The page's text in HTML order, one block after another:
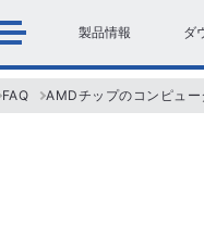
製品情報 ダ
FAQ